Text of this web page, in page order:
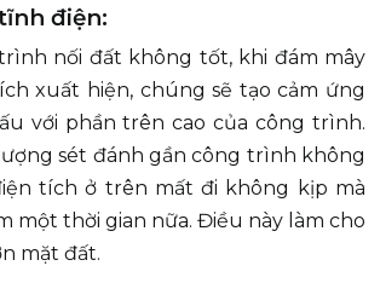
điện:
nối đất không tốt, khi đám mây
xuất hiện, chúng sẽ tạo cảm ứng
với phần trên cao của công trình.
sét đánh gần công trình không
tích ở trên mất đi không kịp mà
một thời gian nữa. Điều này làm cho
mặt đất.